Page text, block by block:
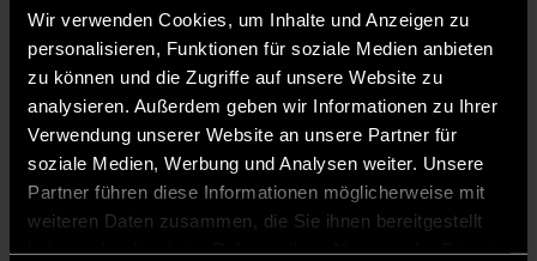
Wir verwenden Cookies, um Inhalte und Anzeigen zu
personalisieren, Funktionen für soziale Medien anbieten
zu können und die Zugriffe auf unsere Website zu
analysieren. Außerdem geben wir Informationen zu Ihrer
Verwendung unserer Website an unsere Partner für
soziale Medien, Werbung und Analysen weiter. Unsere
Partner führen diese Informationen möglicherweise mit
weiteren Daten zusammen, die Sie ihnen bereitgestellt
Operative Gesamtleitung Technologie Campus
Leitung Wissens- und Technologietransfer (WTT)
ITC2 3.05
0991/3615-308